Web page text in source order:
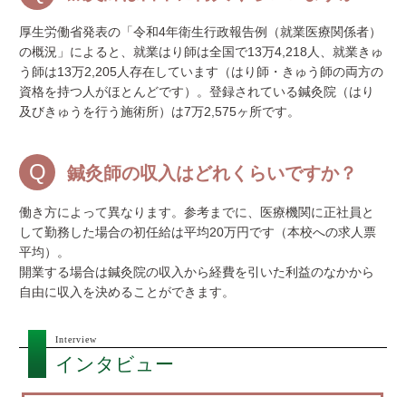
厚生労働省発表の「令和4年衛生行政報告例（就業医療関係者）
の概況」によると、就業はり師は全国で13万4,218人、就業きゅ
う師は13万2,205人存在しています（はり師・きゅう師の両方の
資格を持つ人がほとんどです）。登録されている鍼灸院（はり
及びきゅうを行う施術所）は7万2,575ヶ所です。
鍼灸師の収入はどれくらいですか？
働き方によって異なります。参考までに、医療機関に正社員と
して勤務した場合の初任給は平均20万円です（本校への求人票
平均）。
開業する場合は鍼灸院の収入から経費を引いた利益のなかから
自由に収入を決めることができます。
インタビュー
Interview